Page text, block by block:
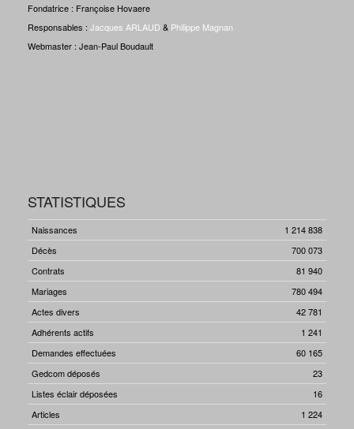
Fondatrice : Françoise Hovaere
Responsables : Jacques ARLAUD & Philippe Magnan
Webmaster : Jean-Paul Boudault
STATISTIQUES
Naissances
1 214 838
Décès
700 073
Contrats
81 940
Mariages
780 494
Actes divers
42 781
Adhérents actifs
1 241
Demandes effectuées
60 165
Gedcom déposés
23
Listes éclair déposées
16
Articles
1 224